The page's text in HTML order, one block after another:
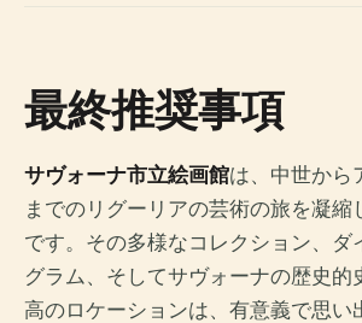
最終推奨事項
サヴォーナ市立絵画館は、中世から
までのリグーリアの芸術の旅を凝縮
です。その多様なコレクション、ダ
グラム、そしてサヴォーナの歴史的
高のロケーションは、有意義で思い